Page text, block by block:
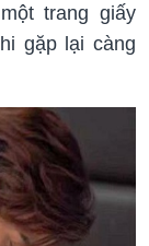
trang giấy
gặp lại càng